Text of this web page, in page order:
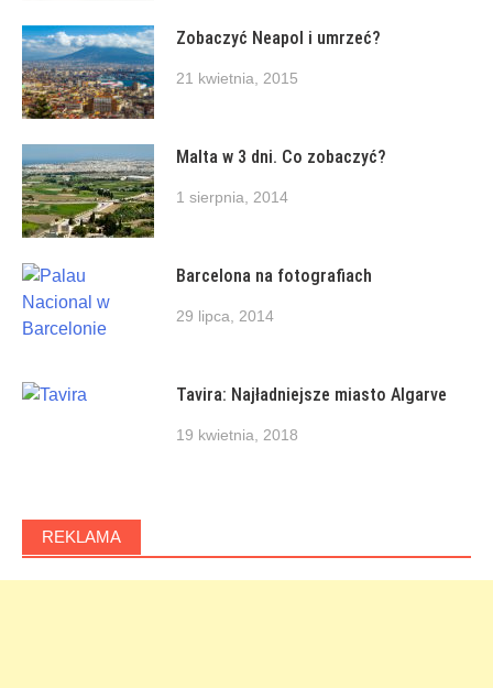
Zobaczyć Neapol i umrzeć?
21 kwietnia, 2015
Malta w 3 dni. Co zobaczyć?
1 sierpnia, 2014
Barcelona na fotografiach
29 lipca, 2014
Tavira: Najładniejsze miasto Algarve
19 kwietnia, 2018
REKLAMA